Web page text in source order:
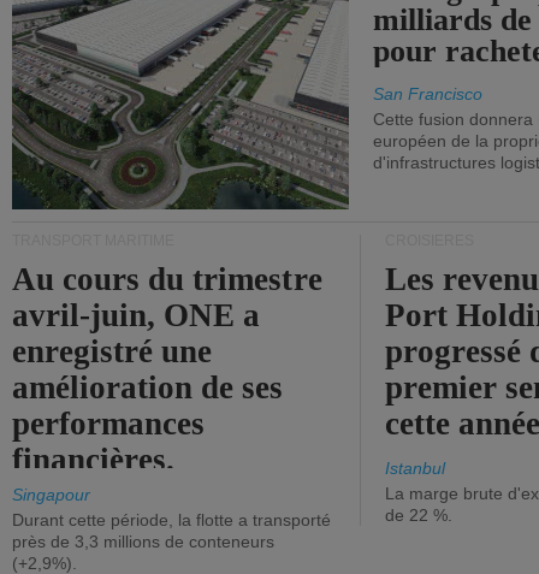
milliards
pour
San Francisco
Cette fusion
européen de la
d'infrastructures
Au cours du trimestre
avril-juin, ONE a
enregistré une
amélioration de ses
performances
financières.
Singapour
Durant cette période, la flotte a transporté
près de 3,3 millions de conteneurs
(+2,9%).
Les
Port
progressé
premier
cette
Istanbul
La marge brute
de 22 %.